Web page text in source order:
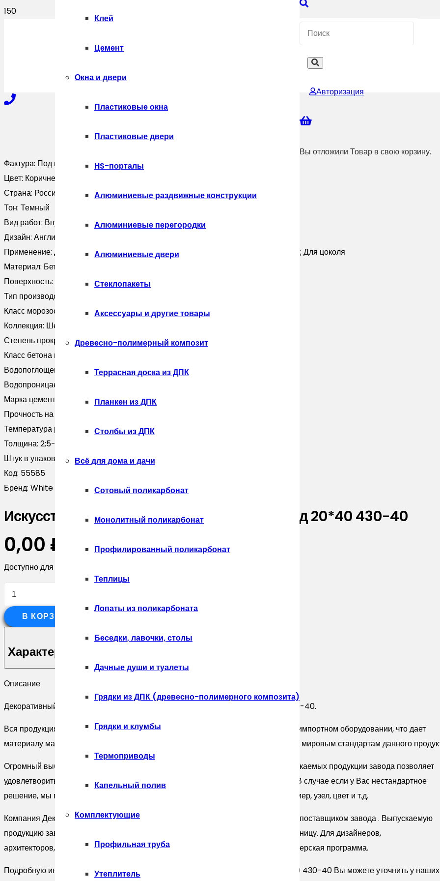
+7-910-327-77-88
Клей
Цемент
Окна и двери
Пластиковые окна
Пластиковые двери
HS-порталы
Алюминиевые раздвижные конструкции
Алюминиевые перегородки
Алюминиевые двери
Стеклопакеты
Аксессуары и другие товары
Древесно-полимерный композит
Террасная доска из ДПК
Планкен из ДПК
Столбы из ДПК
Всё для дома и дачи
Сотовый поликарбонат
Монолитный поликарбонат
Профилированный поликарбонат
Теплицы
Лопаты из поликарбоната
Беседки, лавочки, столы
Дачные души и туалеты
Грядки из ДПК (древесно-полимерного композита)
Грядки и клумбы
Термоприводы
Капельный полив
Комплектующие
Профильная труба
Утеплитель
Авторизация
Вы отложили Товар в свою корзину.
Фактура: Под камень
Цвет: Коричневый
Страна: Россия
Тон: Темный
Вид работ: Внутренние; Наружные
Дизайн: Английский; Классический; Лофт; Модерн; Прованс
Применение: Для дачи; Для дома; Для забора; Для крыльца; Для стен; Для улицы; Для цоколя
Материал: Бетон
Поверхность:
Под камень
Тип производства:
Класс морозостойкости: F300
Коллекция: Шеффилд
Степень прокраса: В массе
Класс бетона по прочности на:
Водопоглощение, %:
Не более 6 %
Водопроницаемость:
Марка цемента:
Прочность на сжатие, Мпа:
Температура работ:
от -10° до +30°
Толщина: 2;5-4;5
Штук в упаковке:6
Код: 55585
Бренд: White Hills
Искусственный камень White Hills Шеффилд 20*40 430-40
0,00 ₽
Доступно для предзаказа
Количество
товара
Искусственный
White
Шеффилд
430-
В КОРЗИНУ
Характеристики
Описание
Декоративный камень, , Искусственный камень White Hills Шеффилд 20*40 430-40.
Вся продукция бренда изготавливается на современном высокотехнологичном импортном оборудовании, что дает
материалу максимально высокие технические характеристики соответствующие мировым стандартам данного
Огромный выбор стандартных решений и готовых разработанных систем выпускаемых продукции завода позволяет
удовлетворить все изыскания и требования, как технические, так и визуальные. В случае если у Вас нестандартное
решение, мы готовы специально для Вас разработать необходимую форму, размер, узел, цвет и т.д.
Компания Декоратор (DECORATOR) является официальным представителем и поставщиком завода . Выпускаемую
продукцию завода Вы можете приобрести в наших салонах как оптом так и в розницу. Для дизайнеров,
архитекторов, строителей и торговых организаций действует специальная партнерская программа.
Подробную информацию по Искусственный камень White Hills Шеффилд 20*40 430-40 Вы можете уточнить у